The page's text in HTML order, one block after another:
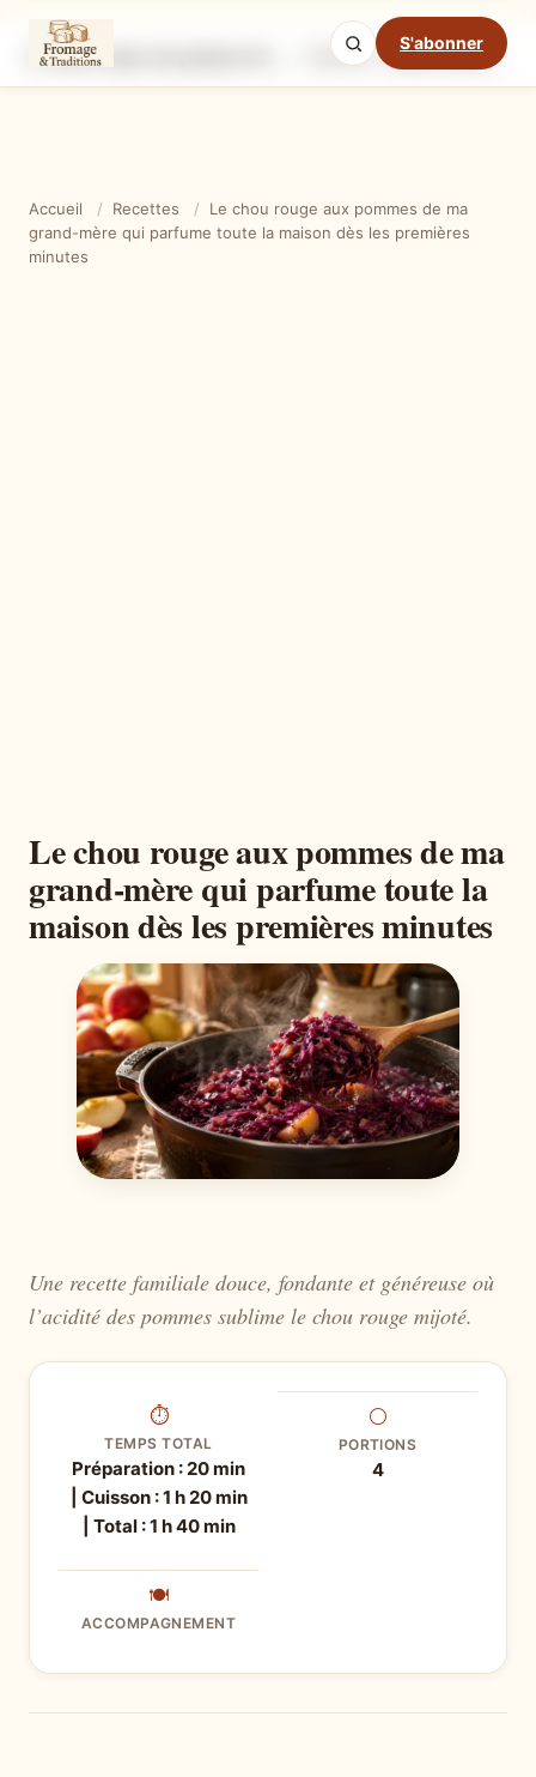
S'abonner
Ingrédients Étapes
Mode cuisine
Accueil / Recettes /
Le chou rouge aux pommes de ma
grand-mère qui parfume toute la maison dès les premières
minutes
Le chou rouge aux pommes de ma
grand-mère qui parfume toute la
maison dès les premières minutes
Une recette familiale douce, fondante et généreuse où
l’acidité des pommes sublime le chou rouge mijoté.
⏱
TEMPS TOTAL
Préparation : 20 min
| Cuisson : 1 h 20 min
| Total : 1 h 40 min
⚪
PORTIONS
4
🍽
ACCOMPAGNEMENT